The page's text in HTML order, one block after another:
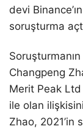
devi
soruşturma
Changpeng
Merit Peak Ltd
ile olan
Zhao, 2021’in